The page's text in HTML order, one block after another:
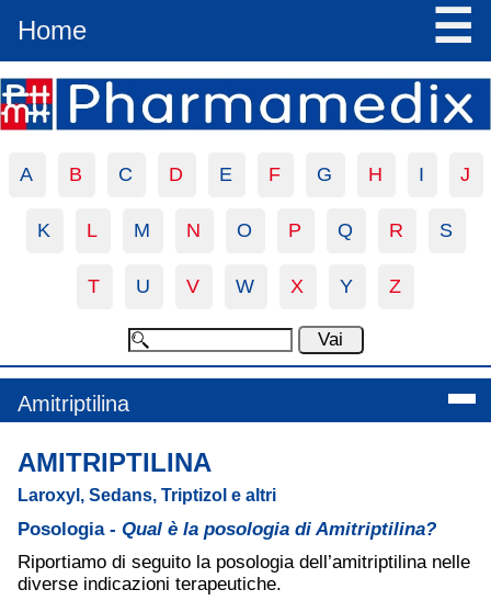
Home ☰
A B C D E F G H I J
K L M N O P Q R S
T U V W X Y Z
Amitriptilina
AMITRIPTILINA
Laroxyl, Sedans, Triptizol e altri
Posologia - Qual è la posologia di Amitriptilina?
Riportiamo di seguito la posologia dell’amitriptilina nelle
diverse indicazioni terapeutiche.